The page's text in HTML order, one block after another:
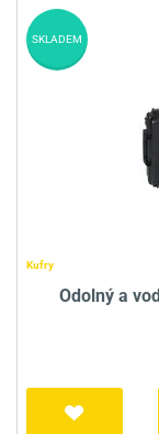
Kufry
Odolný a
SKLADEM